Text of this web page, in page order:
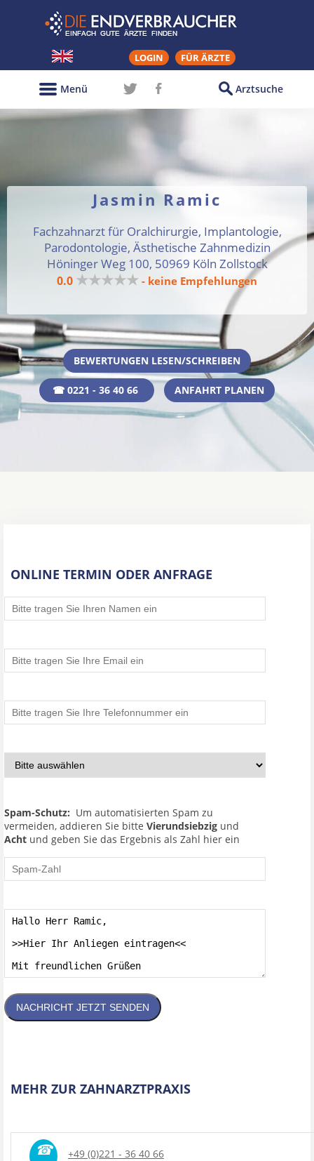
LOGIN FÜR ÄRZTE
Arztsuche
Menü
Jasmin Ramic
Fachzahnarzt für Oralchirurgie, Implantologie,
Parodontologie, Ästhetische Zahnmedizin
Höninger Weg 100, 50969 Köln Zollstock
0.0 ★★★★★ - keine Empfehlungen
BEWERTUNGEN LESEN/SCHREIBEN
☎ 0221 - 36 40 66 ANFAHRT PLANEN
ONLINE TERMIN ODER ANFRAGE
Spam-Schutz: Um automatisierten Spam zu
vermeiden, addieren Sie bitte Vierundsiebzig und
Acht und geben Sie das Ergebnis als Zahl hier ein
NACHRICHT JETZT SENDEN
MEHR ZUR ZAHNARZTPRAXIS
☎ +49 (0)221 - 36 40 66